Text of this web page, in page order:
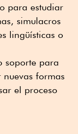
para estudiar
simulacros
lingüísticas o
soporte para
formas
el proceso